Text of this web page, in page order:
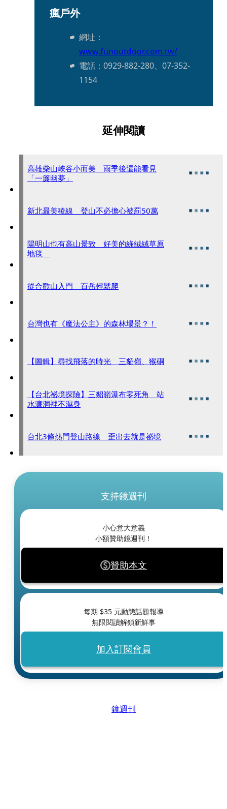
瘋戶外
網址：
www.funoutdoor.com.tw/
電話：0929-882-280、07-352-
1154
延伸閱讀
高雄柴山峽谷小而美 雨季後還能看見
「一簾幽夢」
新北最美稜線 登山不必擔心被罰50萬
陽明山也有高山景致 好美的綠絨絨草原
地毯
從合歡山入門 百岳輕鬆爬
台灣也有《魔法公主》的森林場景？！
【圖輯】尋找飛落的時光 三貂嶺、猴硐
【台北祕境探險】三貂嶺瀑布零死角 站
水濂洞裡不濕身
台北3條熱門登山路線 歪出去就是祕境
支持鏡週刊
小心意大意義
小額贊助鏡週刊！
贊助本文
每期 $35 元動態話題報導
無限閱讀解鎖新鮮事
加入訂閱會員
鏡週刊